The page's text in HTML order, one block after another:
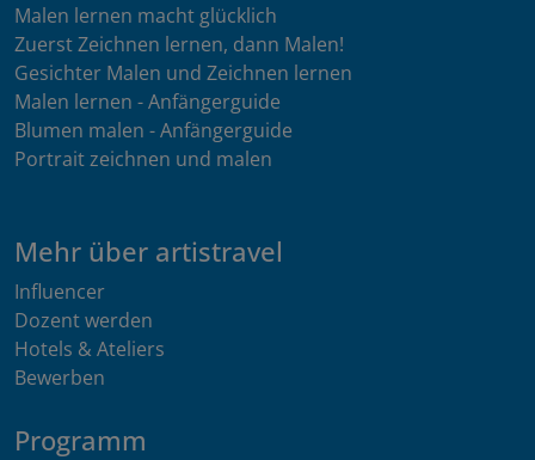
Malen lernen macht glücklich
Zuerst Zeichnen lernen, dann Malen!
Gesichter Malen und Zeichnen lernen
Malen lernen - Anfängerguide
Blumen malen - Anfängerguide
Portrait zeichnen und malen
Mehr über artistravel
Influencer
Dozent werden
Hotels & Ateliers
Bewerben
Programm